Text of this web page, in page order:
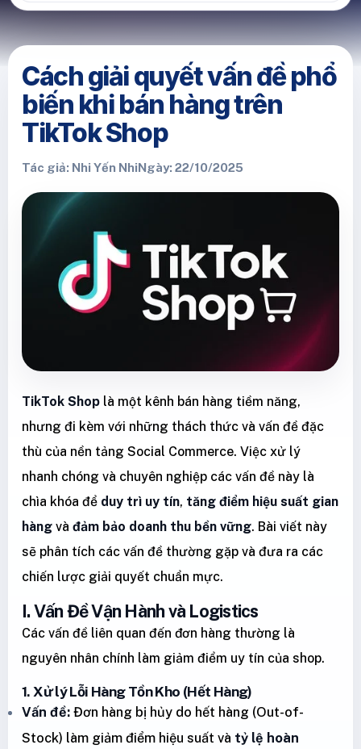
Cách giải quyết vấn đề phổ
biến khi bán hàng trên
TikTok Shop
Tác giả: Nhi Yến NhiNgày: 22/10/2025
TikTok Shop là một kênh bán hàng tiềm năng,
nhưng đi kèm với những thách thức và vấn đề đặc
thù của nền tảng Social Commerce. Việc xử lý
nhanh chóng và chuyên nghiệp các vấn đề này là
chìa khóa để duy trì uy tín, tăng điểm hiệu suất gian
hàng và đảm bảo doanh thu bền vững. Bài viết này
sẽ phân tích các vấn đề thường gặp và đưa ra các
chiến lược giải quyết chuẩn mực.
I. Vấn Đề Vận Hành và Logistics
Các vấn đề liên quan đến đơn hàng thường là
nguyên nhân chính làm giảm điểm uy tín của shop.
1. Xử lý Lỗi Hàng Tồn Kho (Hết Hàng)
Vấn đề: Đơn hàng bị hủy do hết hàng (Out-of-
Stock) làm giảm điểm hiệu suất và tỷ lệ hoàn